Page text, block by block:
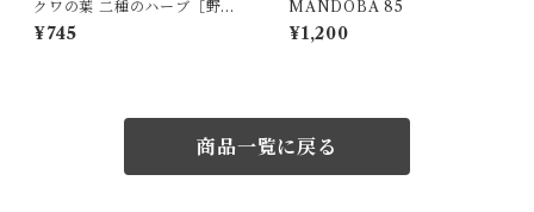
クワの葉 二種のハーブ［野山
のボタニカル茶］
¥745
MANDOBA 85
¥1,200
商品一覧に戻る